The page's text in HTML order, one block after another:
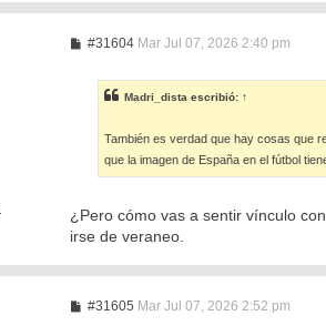
#31604M
a
e
Mar Jul 07, 2026 2:40 pm
Madri_dista escribió: ↑
También es verdad que hay cosas que
que la imagen de España en el fútbol
¿Pero cómo vas a sentir vínculo
irse de veraneo.
#31605MMar Jul 07, 2026 2:52 pm